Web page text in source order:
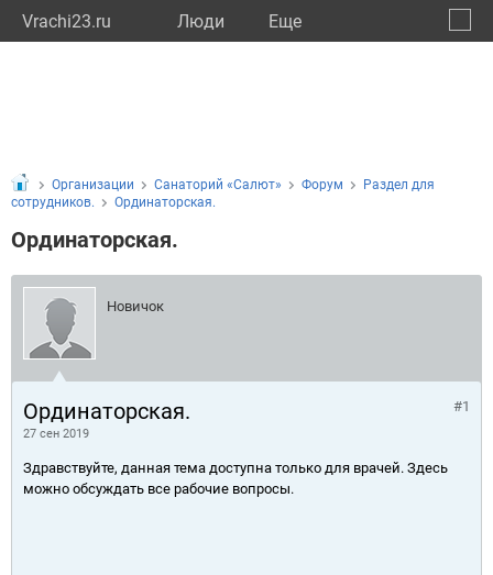
Vrachi23.ru Люди Eще
Организации Санаторий «Салют» Форум
Раздел для
сотрудников.
Ординаторская.
Ординаторская.
Новичок
Ординаторская.
27 сен 2019
#1
Здравствуйте, данная тема доступна только для врачей. Здесь
можно обсуждать все рабочие вопросы.